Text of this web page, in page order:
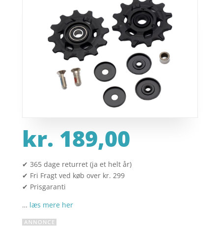
kr. 189,00
✔ 365 dage returret (ja et helt år)
✔ Fri Fragt ved køb over kr. 299
✔ Prisgaranti
… læs mere her